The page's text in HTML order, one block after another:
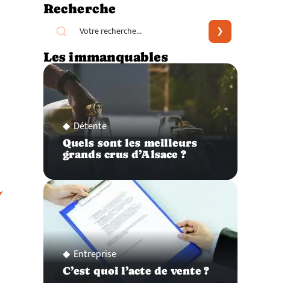
Recherche
Les immanquables
Détente
Quels sont les meilleurs
grands crus d’Alsace ?
Entreprise
C’est quoi l’acte de vente ?